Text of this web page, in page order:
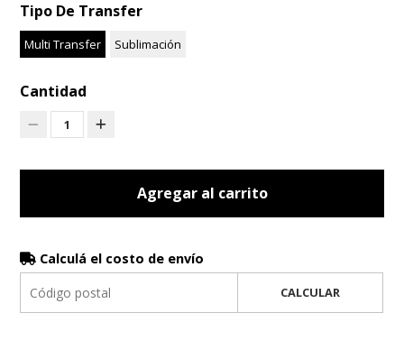
Tipo De Transfer
Multi Transfer Sublimación
Cantidad
1
Agregar al carrito
Calculá el costo de envío
CALCULAR